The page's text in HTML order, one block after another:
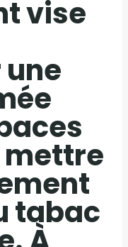
vise
mettre
tabac